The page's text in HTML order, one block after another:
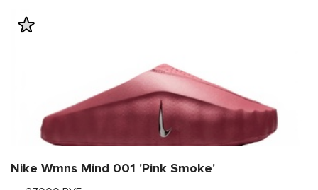
наш
Nike Wmns Mind 001 'Pink Smoke'
наш